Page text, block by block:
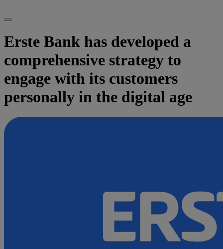
Erste Bank has developed a
comprehensive strategy to
engage with its customers
personally in the digital age